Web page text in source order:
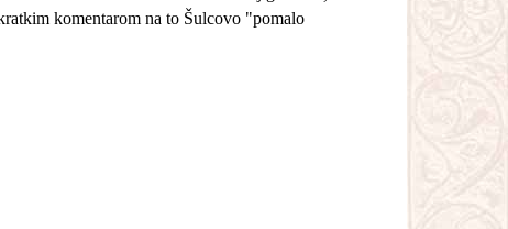
komentarom na to Šulcovo "pomalo